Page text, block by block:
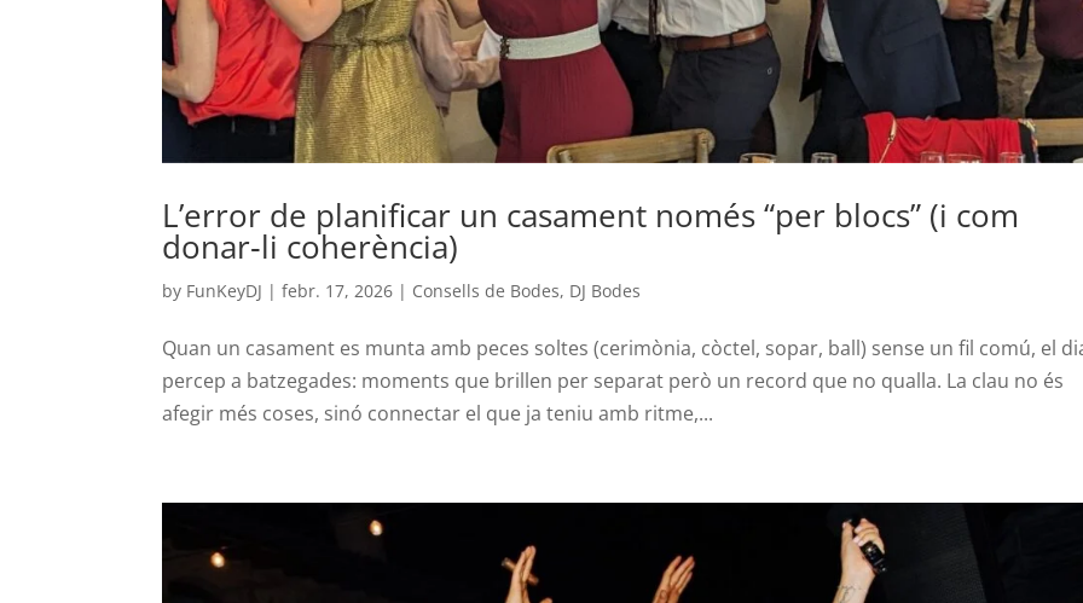
L’error de planificar un casament només “per blocs” (i com
donar‑li coherència)
by FunKeyDJ |febr. 17, 2026 | Consells de Bodes, DJ Bodes
Quan un casament es munta amb peces soltes (cerimònia, còctel, sopar, ball) sense un fil comú, el
percep a batzegades: moments que brillen per separat però un record que no qualla. La clau no és
afegir més coses, sinó connectar el que ja teniu amb ritme,...